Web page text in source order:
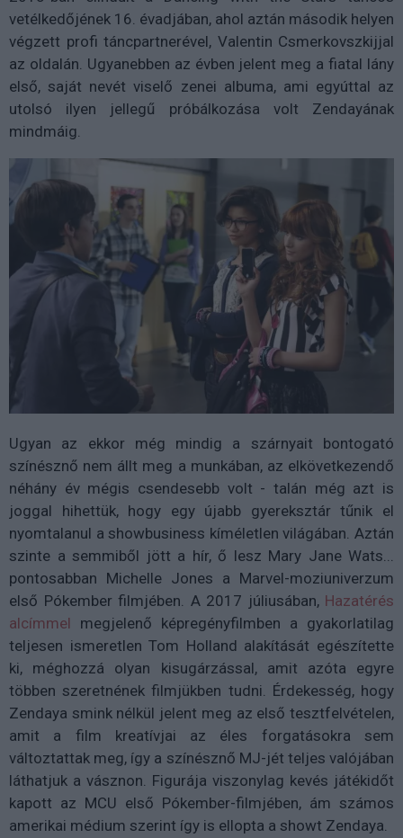
vetélkedőjének 16. évadjában, ahol aztán második helyen
végzett profi táncpartnerével, Valentin Csmerkovszkijjal
az oldalán. Ugyanebben az évben jelent meg a fiatal lány
első, saját nevét viselő zenei albuma, ami egyúttal az
utolsó ilyen jellegű próbálkozása volt Zendayának
mindmáig.
Ugyan az ekkor még mindig a szárnyait bontogató
színésznő nem állt meg a munkában, az elkövetkezendő
néhány év mégis csendesebb volt - talán még azt is
joggal hihettük, hogy egy újabb gyereksztár tűnik el
nyomtalanul a showbusiness kíméletlen világában. Aztán
szinte a semmiből jött a hír, ő lesz Mary Jane Wats...
pontosabban Michelle Jones a Marvel-moziuniverzum
első Pókember filmjében. A 2017 júliusában, Hazatérés
alcímmel megjelenő képregényfilmben a gyakorlatilag
teljesen ismeretlen Tom Holland alakítását egészítette
ki, méghozzá olyan kisugárzással, amit azóta egyre
többen szeretnének filmjükben tudni. Érdekesség, hogy
Zendaya smink nélkül jelent meg az első tesztfelvételen,
amit a film kreatívjai az éles forgatásokra sem
változtattak meg, így a színésznő MJ-jét teljes valójában
láthatjuk a vásznon. Figurája viszonylag kevés játékidőt
kapott az MCU első Pókember-filmjében, ám számos
amerikai médium szerint így is ellopta a showt Zendaya.